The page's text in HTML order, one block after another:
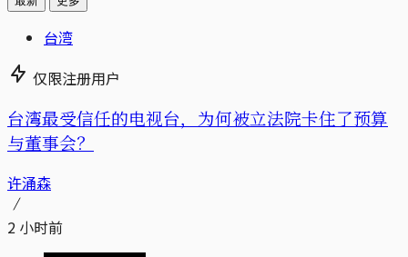
台湾
仅限注册用户
台湾最受信任的电视台，为何被立法院卡住了预算
与董事会？
许涌森
2 小时前